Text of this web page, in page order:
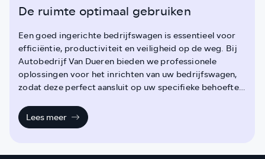
De ruimte optimaal gebruiken
Een goed ingerichte bedrijfswagen is essentieel voor
efficiëntie, productiviteit en veiligheid op de weg. Bij
Autobedrijf Van Dueren bieden we professionele
oplossingen voor het inrichten van uw bedrijfswagen,
zodat deze perfect aansluit op uw specifieke behoeften
Lees meer